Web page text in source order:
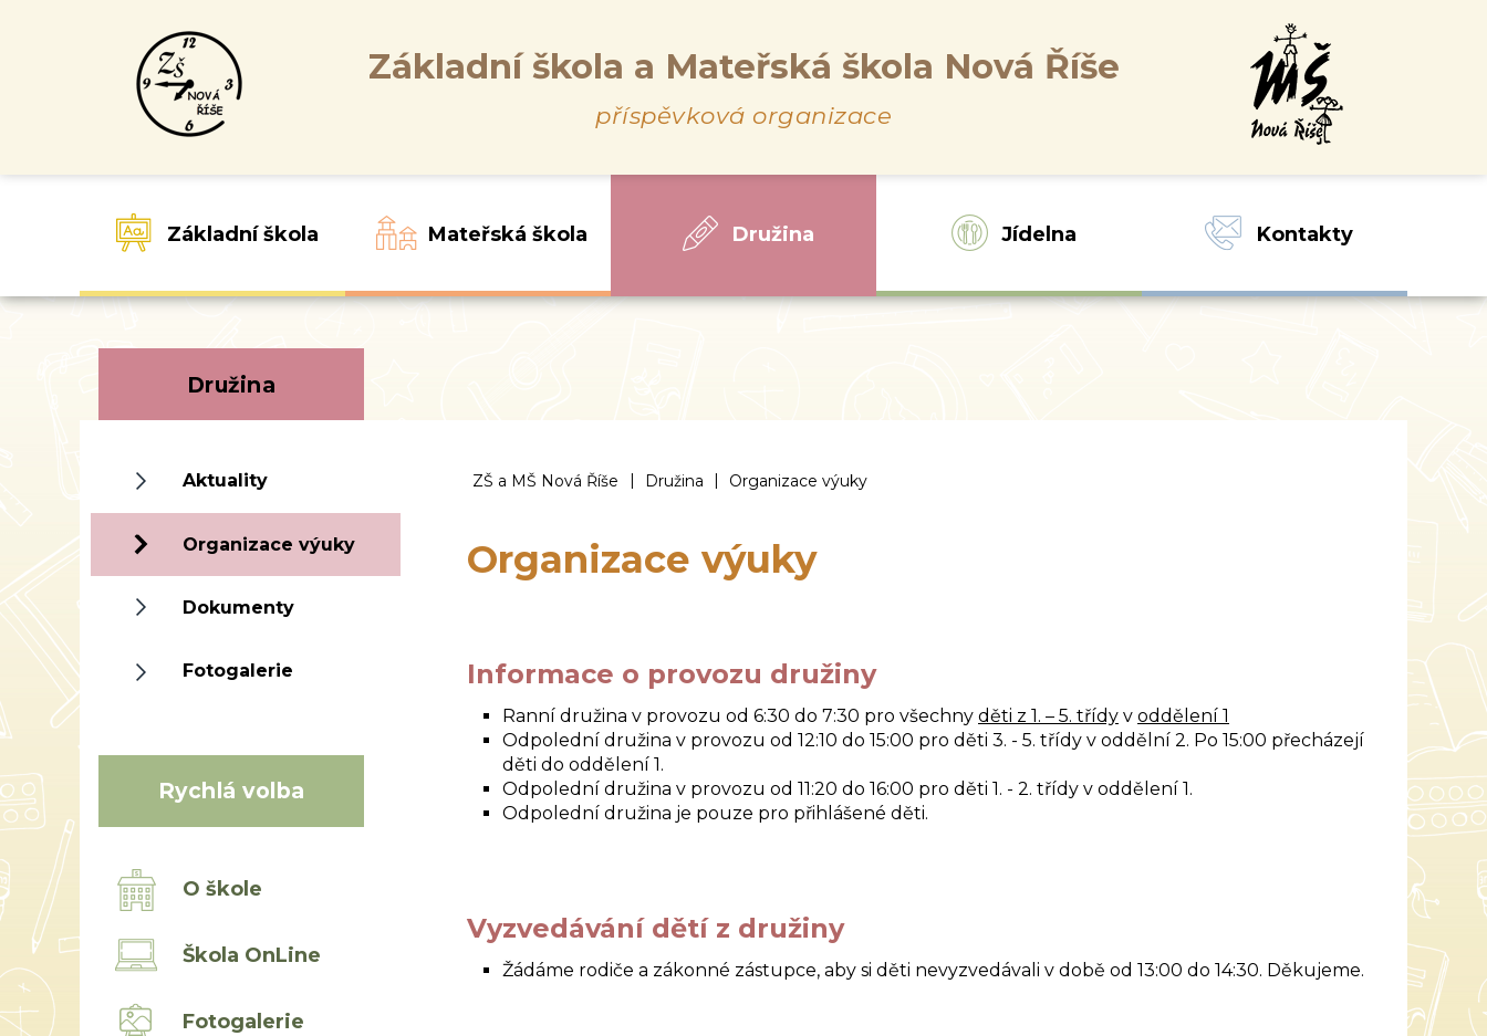
Základní škola a Mateřská škola Nová Říše
příspěvková organizace
Základní škola Mateřská škola Družina Jídelna Kontakty
ZŠ a MŠ Nová Říše | Družina | Organizace výuky
Organizace výuky
Informace o provozu družiny
Ranní družina v provozu od 6:30 do 7:30 pro všechny děti z 1. – 5. třídy v oddělení 1
Odpolední družina v provozu od 12:10 do 15:00 pro děti 3. - 5. třídy v oddělní 2. Po 15:00 přecházejí
děti do oddělení 1.
Odpolední družina v provozu od 11:20 do 16:00 pro děti 1. - 2. třídy v oddělení 1.
Odpolední družina je pouze pro přihlášené děti.
Vyzvedávání dětí z družiny
Žádáme rodiče a zákonné zástupce, aby si děti nevyzvedávali v době od 13:00 do 14:30. Děkujeme.
Družina
Aktuality
Organizace výuky
Dokumenty
Fotogalerie
Rychlá volba
O škole
Škola OnLine
Fotogalerie